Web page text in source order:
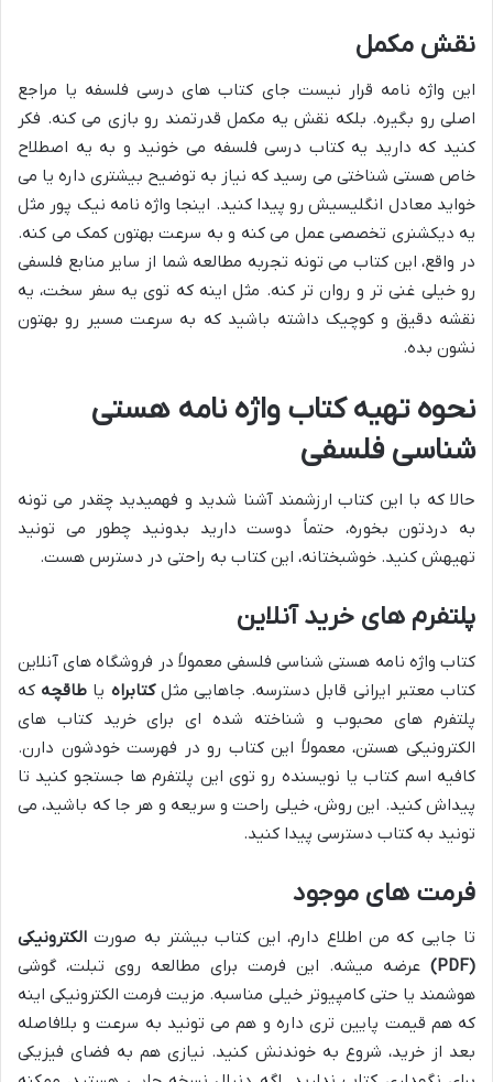
نقش مکمل
این واژه نامه قرار نیست جای کتاب های درسی فلسفه یا مراجع
اصلی رو بگیره. بلکه نقش یه مکمل قدرتمند رو بازی می کنه. فکر
کنید که دارید یه کتاب درسی فلسفه می خونید و به یه اصطلاح
خاص هستی شناختی می رسید که نیاز به توضیح بیشتری داره یا می
خواید معادل انگلیسیش رو پیدا کنید. اینجا واژه نامه نیک پور مثل
یه دیکشنری تخصصی عمل می کنه و به سرعت بهتون کمک می کنه.
در واقع، این کتاب می تونه تجربه مطالعه شما از سایر منابع فلسفی
رو خیلی غنی تر و روان تر کنه. مثل اینه که توی یه سفر سخت، یه
نقشه دقیق و کوچیک داشته باشید که به سرعت مسیر رو بهتون
نشون بده.
نحوه تهیه کتاب واژه نامه هستی
شناسی فلسفی
حالا که با این کتاب ارزشمند آشنا شدید و فهمیدید چقدر می تونه
به دردتون بخوره، حتماً دوست دارید بدونید چطور می تونید
تهیهش کنید. خوشبختانه، این کتاب به راحتی در دسترس هست.
پلتفرم های خرید آنلاین
کتاب واژه نامه هستی شناسی فلسفی معمولاً در فروشگاه های آنلاین
کتاب معتبر ایرانی قابل دسترسه. جاهایی مثلکتابراه یا طاقچه که
پلتفرم های محبوب و شناخته شده ای برای خرید کتاب های
الکترونیکی هستن، معمولاً این کتاب رو در فهرست خودشون دارن.
کافیه اسم کتاب یا نویسنده رو توی این پلتفرم ها جستجو کنید تا
پیداش کنید. این روش، خیلی راحت و سریعه و هر جا که باشید، می
تونید به کتاب دسترسی پیدا کنید.
فرمت های موجود
تا جایی که من اطلاع دارم، این کتاب بیشتر به صورت الکترونیکی
(PDF)
عرضه میشه. این فرمت برای مطالعه روی تبلت، گوشی
هوشمند یا حتی کامپیوتر خیلی مناسبه. مزیت فرمت الکترونیکی اینه
که هم قیمت پایین تری داره و هم می تونید به سرعت و بلافاصله
بعد از خرید، شروع به خوندنش کنید. نیازی هم به فضای فیزیکی